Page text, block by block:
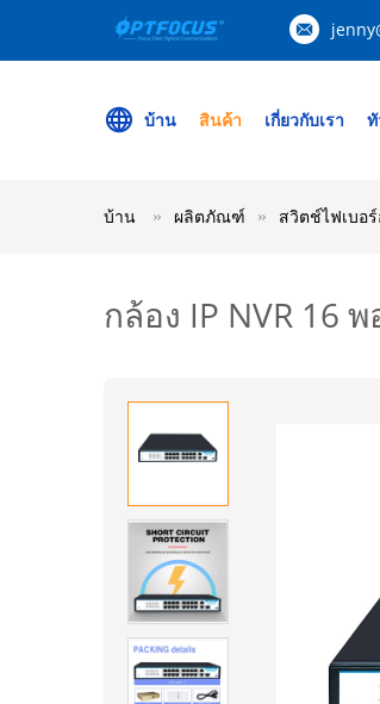
บ้าน สินค้า เกี่ยวกับเรา
บ้าน ผลิตภัณฑ์ สวิตช์ไฟเบอ
กล้อง IP NVR 16